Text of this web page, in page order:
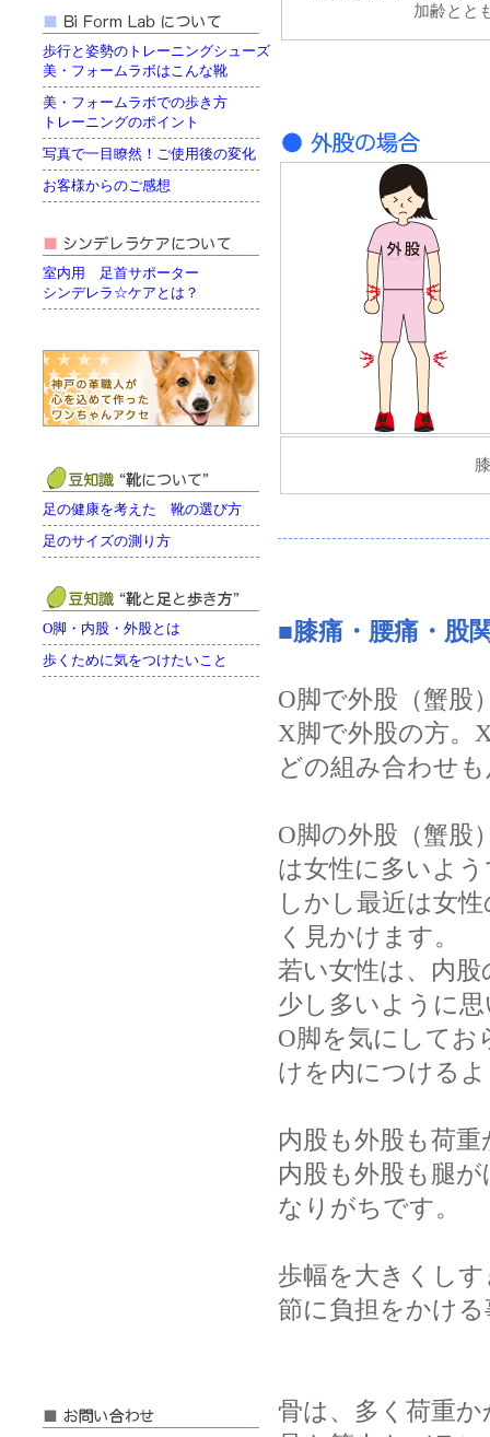
歩行と姿勢のトレーニングシューズ
美・フォームラボはこんな靴
美・フォームラボでの歩き方
トレーニングのポイント
写真で一目瞭然！ご使用後の変化
お客様からのご感想
室内用 足首サポーター
シンデレラ☆ケアとは？
足の健康を考えた 靴の選び方
足のサイズの測り方
O脚・内股・外股とは
歩くために気をつけたいこと
加齢とと
■膝痛・腰痛・股
O脚で外股（蟹股
X脚で外股の方。
どの組み合わせ
O脚の外股（蟹股
は女性に多いよ
しかし最近は女
く見かけます。
若い女性は、内
少し多いように
O脚を気にして
けを内につける
内股も外股も荷
内股も外股も腿
なりがちです。
歩幅を大きくし
節に負担をかけ
骨は、多く荷重